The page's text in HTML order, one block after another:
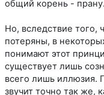
общий корень - прану.
Но, вследствие того,
потеряны, в
понимают этот
существует лишь
всего лишь иллюзия.
звучит точно так же,